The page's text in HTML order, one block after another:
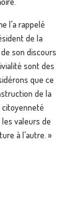
l’a rappelé
de la
son discours
sont des
que ce
de la
citoyenneté
valeurs de
à l’autre. »